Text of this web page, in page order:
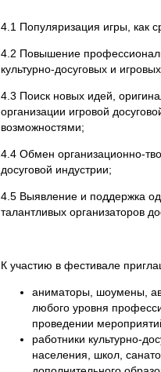
4.1 Популяризация игры, как
4.2 Повышение
культурно-досуговых и
4.3 Поиск новых идей,
организации игровой
возможностями;
4.4 Обмен организационно-
досуговой индустрии;
4.5 Выявление и поддержка
талантливых организаторов
К участию в фестивале
аниматоры, шоумены,
любого уровня
проведении
работники культурно-
населения, школ,